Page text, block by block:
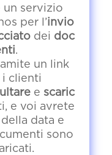
un servizio
per l’invio
dei doc
.
un link
i clienti
e scaric
e voi avrete
data e
sono